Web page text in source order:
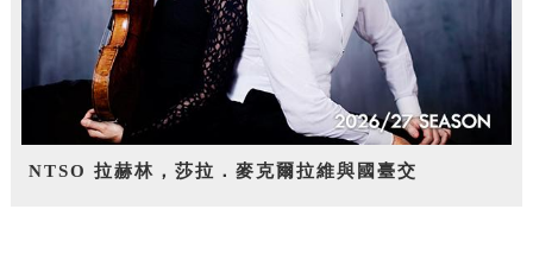
NTSO 拉赫林，莎拉．麥克爾拉維與國臺交